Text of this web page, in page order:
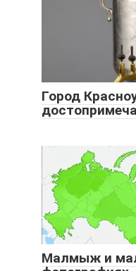
Город
Малмыж и